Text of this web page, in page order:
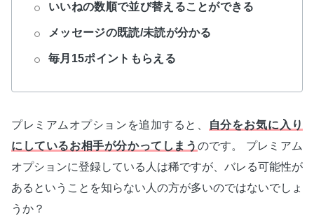
いいねの数順で並び替えることができる
メッセージの既読/未読が分かる
毎月15ポイントもらえる
プレミアムオプションを追加すると、
自分をお気に入り
にしているお相手が分かってしまう のです。 プレミアム
オプションに登録している人は稀ですが、バレる可能性が
あるということを知らない人の方が多いのではないでしょ
うか？